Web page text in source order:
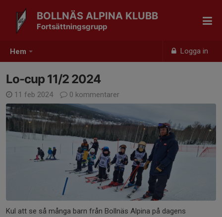
Hem Logga in
BOLLNÄS ALPINA KLUBB
Fortsättningsgrupp
Lo-cup 11/2 2024
11 feb 2024 0 kommentarer
Kul att se så många barn från Bollnäs Alpina på dagens